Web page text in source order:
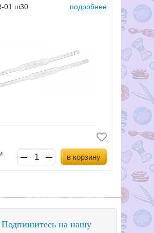
01 ш30 подробнее
в корзину
Подпишитесь на нашу